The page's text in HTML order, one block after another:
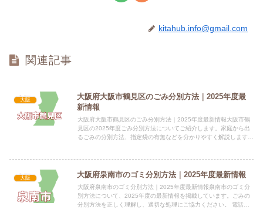
kitahub.info@gmail.com
関連記事
大阪
大阪府大阪市鶴見区のごみ分別方法｜2025年度最
新情報
大阪府大阪市鶴見区のごみ分別方法｜2025年度最新情報大阪市鶴
見区の2025年度ごみ分別方法についてご紹介します。家庭から出
るごみの分別方法、指定袋の有無などを分かりやすく解説します。
大阪 大阪府泉南市のゴミ分別方法｜2025年度最新情報
大阪府泉南市のゴミ分別方法｜2025年度最新情報泉南市のゴミ分
別方法について、2025年度の最新情報を掲載しています。ごみの
分別方法を正しく理解し、適切な処理にご協力ください。 電話番